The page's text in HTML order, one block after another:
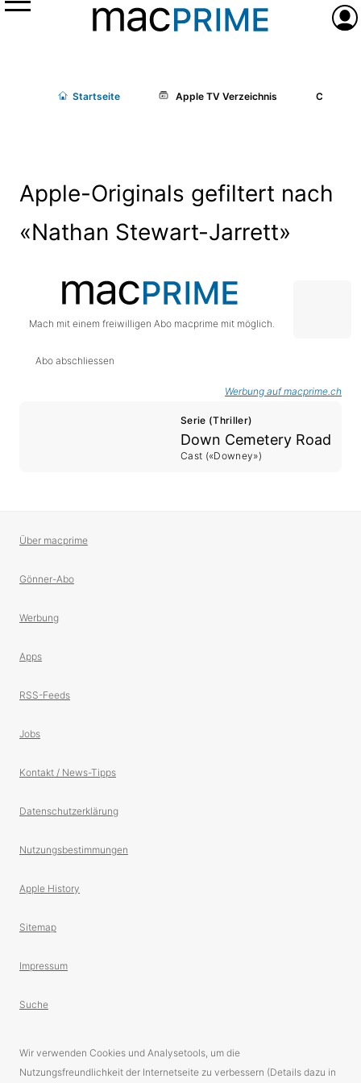
Menü
Startseite Apple TV Verzeichnis Cast/
Apple-Originals gefiltert nach
«Nathan Stewart-Jarrett»
Mach mit einem freiwilligen Abo macprime mit möglich.
Abo abschliessen
Werbung auf macprime.ch
Serie (Thriller)
Down Cemetery Road
Cast («Downey»)
Über macprime
Gönner-Abo
Werbung
Apps
RSS-Feeds
Jobs
Kontakt / News-Tipps
Datenschutzerklärung
Nutzungsbestimmungen
Apple History
Sitemap
Impressum
Suche
Wir verwenden Cookies und Analysetools, um die
Nutzungsfreundlichkeit der Internetseite zu verbessern (Details dazu in